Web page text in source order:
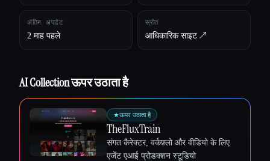
अंतिम अपडेट
2 माह पहले
स्रोत
आधिकारिक साइट ↗︎
AI Collection ऊपर उठाता है
★ऊपर उठाता है
TheFluxTrain
संगत कैरेक्टर, वर्कफ़्लो और वीडियो के लिए
एजेंट एआई प्रोडक्शन स्टूडियो